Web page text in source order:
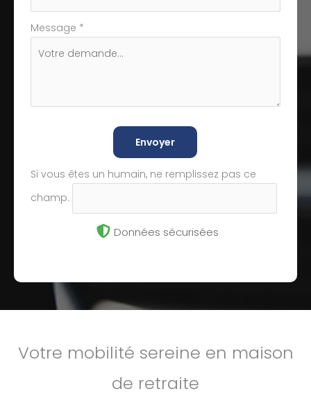
Message *
Envoyer
Si vous êtes un humain, ne remplissez pas ce
champ.
Données sécurisées
Votre mobilité sereine en maison
de retraite